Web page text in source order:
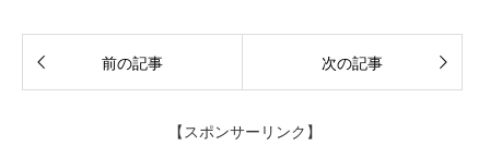
前の記事 次の記事
【スポンサーリンク】